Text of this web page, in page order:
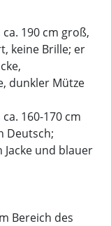
190 cm groß,
keine Brille; er
dunkler Mütze
160-170 cm
Deutsch;
und blauer
Bereich des